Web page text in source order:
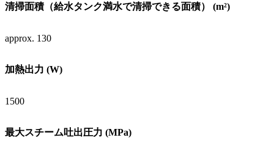
清掃面積（給水タンク満水で清掃できる面積） (m²)
approx. 130
加熱出力 (W)
1500
最大スチーム吐出圧力 (MPa)